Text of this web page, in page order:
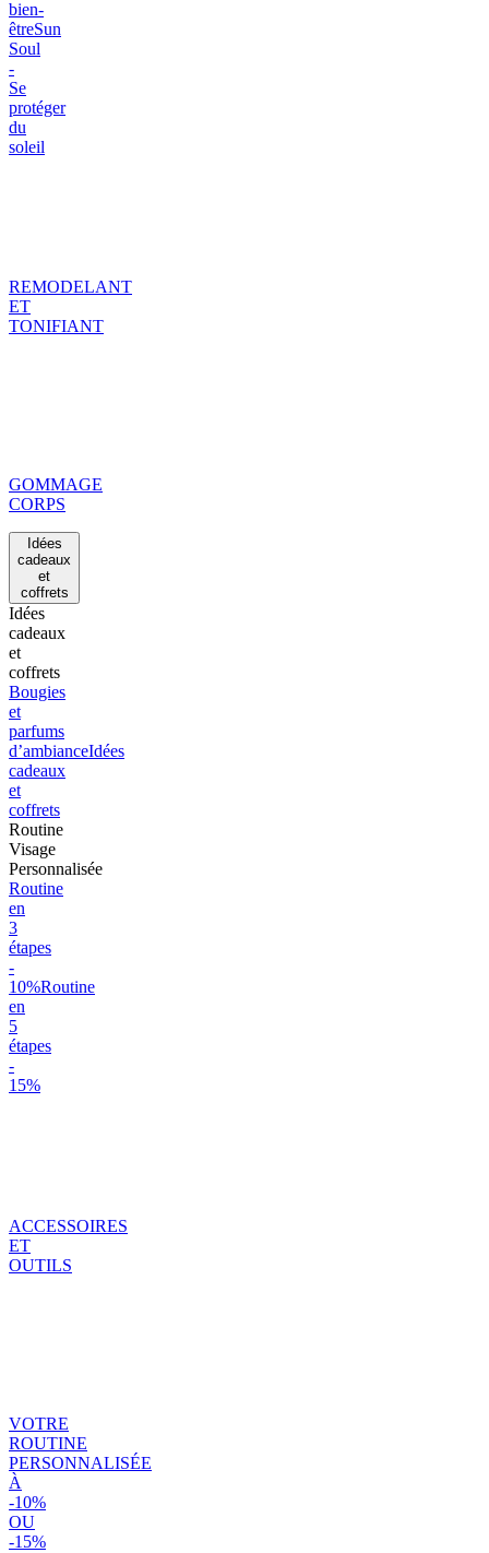
bien-
êtreSun
Soul
-
Se
protéger
du
soleil
REMODELANT
ET
TONIFIANT
GOMMAGE
CORPS
Idées
cadeaux
et
coffrets
Idées
cadeaux
et
coffrets
Bougies
et
parfums
d’ambianceIdées
cadeaux
et
coffrets
Routine
Visage
Personnalisée
Routine
en
3
étapes
-
10%Routine
en
5
étapes
-
15%
ACCESSOIRES
ET
OUTILS
VOTRE
ROUTINE
PERSONNALISÉE
À
-10%
OU
-15%